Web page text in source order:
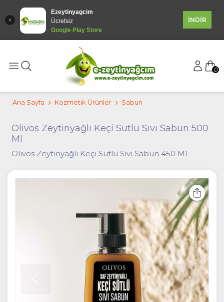
Ezeytinyagcim
Ücretsiz
Google Play Store
İNDİR
0
Ana Sayfa Kozmetik Ürünler Sabun
Olivos Zeytinyağlı Keçi Sütlü Sıvı Sabun 500
Ml
Olivos Zeytinyağlı Keçi Sütlü Sıvı Sabun 450 Ml